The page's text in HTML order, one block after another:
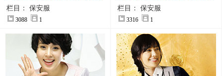
装大图
栏目： 保安服
3088 1
图
栏目： 保安服
3316 1